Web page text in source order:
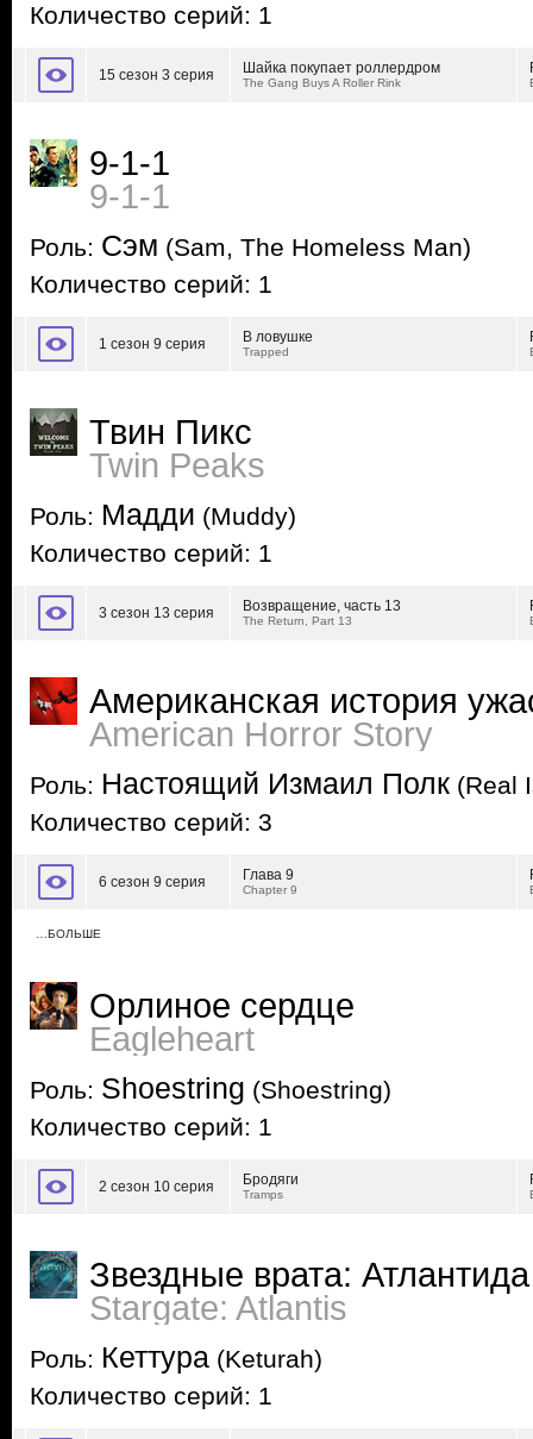
Количество серий: 1
15 сезон 3 серия Шайка покупает роллердром
The Gang Buys A Roller Rink
9-1-1
9-1-1
Роль: Сэм (Sam, The Homeless Man)
Количество серий: 1
1 сезон 9 серия В ловушке
Trapped
Твин Пикс
Twin Peaks
Роль: Мадди (Muddy)
Количество серий: 1
3 сезон 13 серия Возвращение, часть 13
The Return, Part 13
Американская история
American Horror Story
Роль: Настоящий Измаил Полк (Real
Количество серий: 3
6 сезон 9 серия Глава 9
Chapter 9
…БОЛЬШЕ
Орлиное сердце
Eagleheart
Роль: Shoestring (Shoestring)
Количество серий: 1
2 сезон 10 серия Бродяги
Tramps
Звездные врата: Атлантида
Stargate: Atlantis
Роль: Кеттура (Keturah)
Количество серий: 1